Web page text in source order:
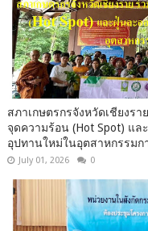
สภาเกษตรกรจังหวัดเชียงร
จุดความร้อน (Hot Spot) แล
อุปทานใหม่ในอุตสาหกรรมก
July 01, 2026 0